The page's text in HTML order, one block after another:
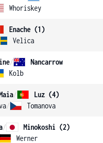
Whoriskey
Enache (1)
Velica
/
Nancarrow
Kolb
/
Luz (4)
/ Tomanova
/
Minokoshi (2)
Werner